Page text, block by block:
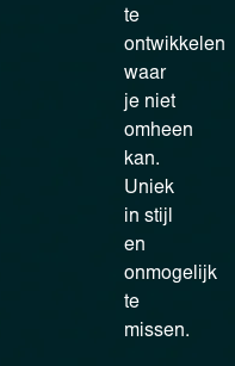
te
ontwikkelen
waar
je niet
omheen
kan.
Uniek
in stijl
en
onmogelijk
te
missen.